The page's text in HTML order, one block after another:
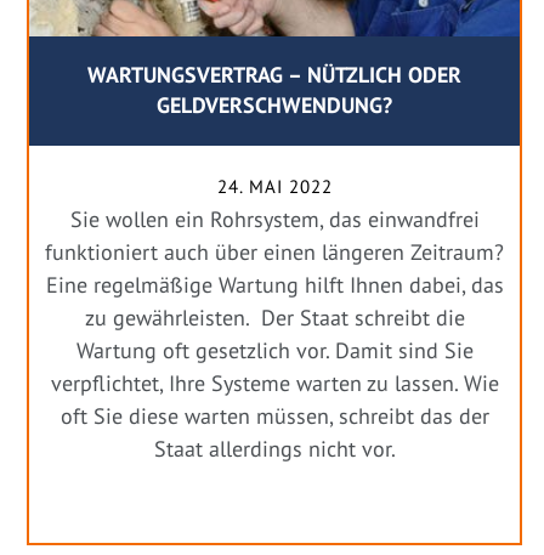
WARTUNGSVERTRAG – NÜTZLICH ODER
GELDVERSCHWENDUNG?
24. MAI 2022
Sie wollen ein Rohrsystem, das einwandfrei
funktioniert auch über einen längeren Zeitraum?
Eine regelmäßige Wartung hilft Ihnen dabei, das
zu gewährleisten. Der Staat schreibt die
Wartung oft gesetzlich vor. Damit sind Sie
verpflichtet, Ihre Systeme warten zu lassen. Wie
oft Sie diese warten müssen, schreibt das der
Staat allerdings nicht vor.